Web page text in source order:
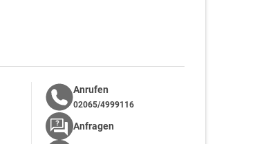
Anrufen
02065/4999116
Anfragen